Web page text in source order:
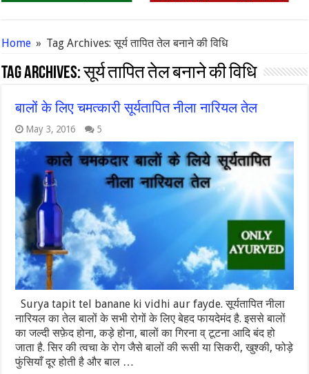
Home » Tag Archives: सूर्य तापित तेल बनाने की विधि
Tag Archives:सूर्य तापित तेल बनाने की विधि
बालों के लिए चमत्कारी सूर्यतापित नीला नारियल तेल
May 3, 2016 5
Surya tapit tel banane ki vidhi aur fayde. सूर्यतापित नीला
नारियल का तेल बालों के सभी रोगों के लिए बेहद फायदेमंद है. इससे बालों
का जल्दी सफ़ेद होना, कड़े होना, बालों का गिरना व् टूटना आदि बंद हो
जाता है. सिर की त्वचा के रोग जैसे बालों की रूसी या सिकरी, खुश्की, फोड़े
फुंसियाँ दूर होती है और बाल …